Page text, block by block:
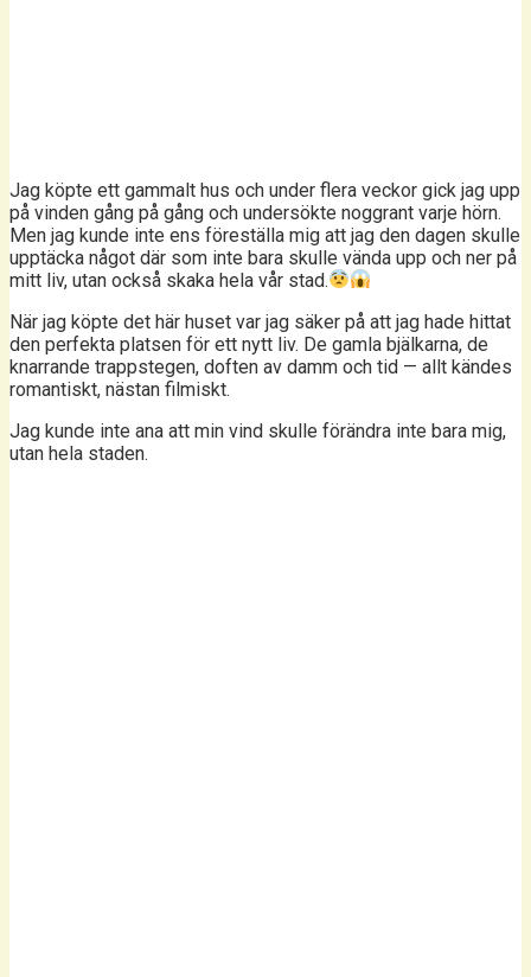
Jag köpte ett gammalt hus och under flera veckor gick jag upp
på vinden gång på gång och undersökte noggrant varje hörn.
Men jag kunde inte ens föreställa mig att jag den dagen skulle
upptäcka något där som inte bara skulle vända upp och ner på
mitt liv, utan också skaka hela vår stad.
När jag köpte det här huset var jag säker på att jag hade hittat
den perfekta platsen för ett nytt liv. De gamla bjälkarna, de
knarrande trappstegen, doften av damm och tid — allt kändes
romantiskt, nästan filmiskt.
Jag kunde inte ana att min vind skulle förändra inte bara mig,
utan hela staden.